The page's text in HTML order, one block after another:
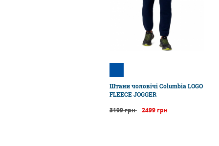
Штани чоловічі Columbia LOGO
FLEECE JOGGER
3199 грн 2499 грн